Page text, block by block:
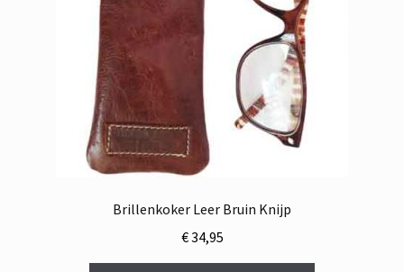
Brillenkoker Leer Bruin Knijp
€34,95